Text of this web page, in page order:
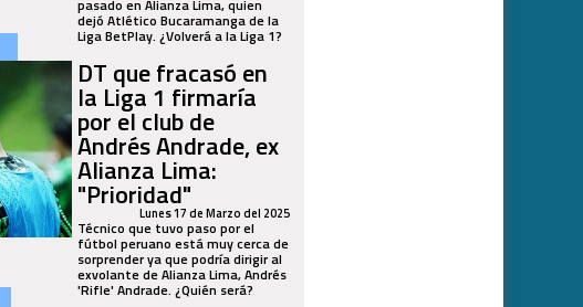
pasado en Alianza Lima, quien
dejó Atlético Bucaramanga de la
Liga BetPlay. ¿Volverá a la Liga 1?
DT que fracasó en
la Liga 1 firmaría
por el club de
Andrés Andrade, ex
Alianza Lima:
"Prioridad"Lunes 17 de Marzo del 2025
Técnico que tuvo paso por el
fútbol peruano está muy cerca de
sorprender ya que podría dirigir al
exvolante de Alianza Lima, Andrés
'Rifle' Andrade. ¿Quién será?